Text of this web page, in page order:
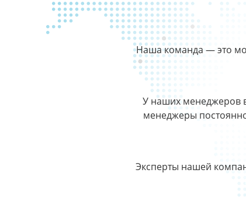
Наша команда — это
У наших менеджеров
менеджеры
Эксперты нашей